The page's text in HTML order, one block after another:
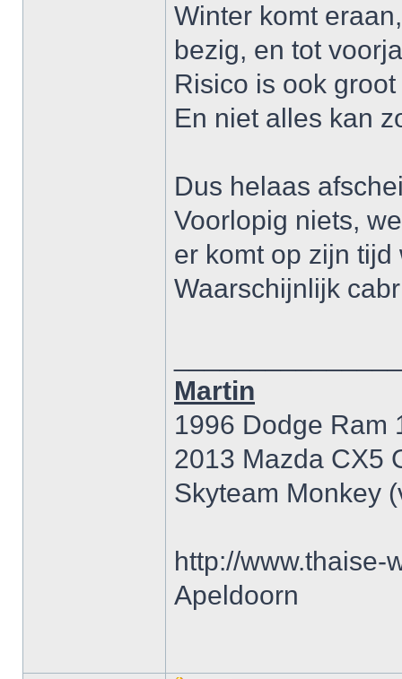
Winter komt
bezig, en tot
Risico is ook groot
En niet alles kan
Dus helaas
Voorlopig niets,
er komt op zijn tijd
Waarschijnlijk
Martin
1996 Dodge Ram
2013 Mazda CX5
Skyteam Monkey
http://www.thaise-
Apeldoorn